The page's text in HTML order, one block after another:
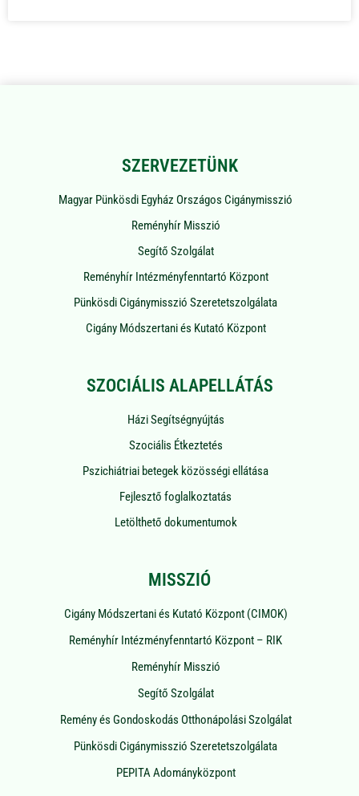
SZERVEZETÜNK
Magyar Pünkösdi Egyház Országos Cigánymisszió
Reményhír Misszió
Segítő Szolgálat
Reményhír Intézményfenntartó Központ
Pünkösdi Cigánymisszió Szeretetszolgálata
Cigány Módszertani és Kutató Központ
SZOCIÁLIS ALAPELLÁTÁS
Házi Segítségnyújtás
Szociális Étkeztetés
Pszichiátriai betegek közösségi ellátása
Fejlesztő foglalkoztatás
Letölthető dokumentumok
MISSZIÓ
Cigány Módszertani és Kutató Központ (CIMOK)
Reményhír Intézményfenntartó Központ – RIK
Reményhír Misszió
Segítő Szolgálat
Remény és Gondoskodás Otthonápolási Szolgálat
Pünkösdi Cigánymisszió Szeretetszolgálata
PEPITA Adományközpont